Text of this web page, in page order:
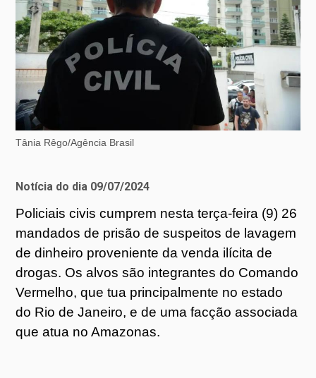
Tânia Rêgo/Agência Brasil
Notícia do dia 09/07/2024
Policiais civis cumprem nesta terça-feira (9) 26
mandados de prisão de suspeitos de lavagem
de dinheiro proveniente da venda ilícita de
drogas. Os alvos são integrantes do Comando
Vermelho, que tua principalmente no estado
do Rio de Janeiro, e de uma facção associada
que atua no Amazonas.